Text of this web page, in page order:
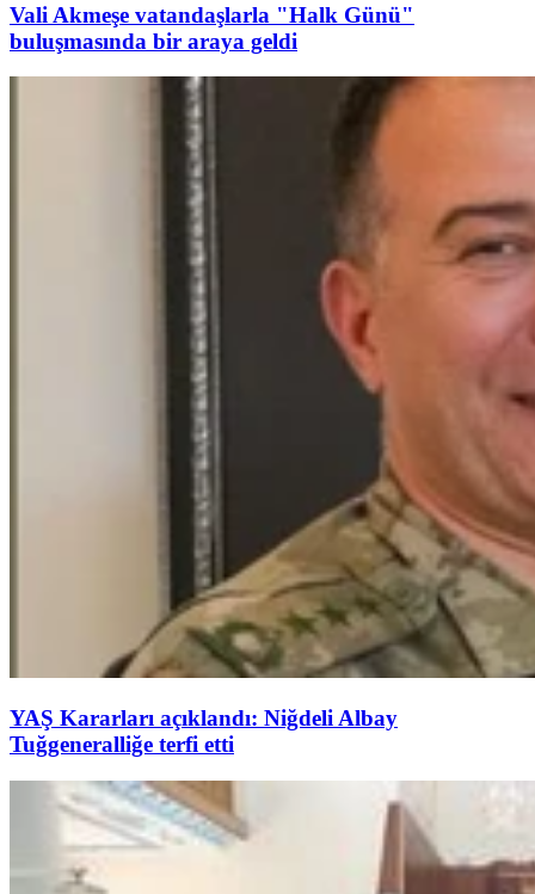
Vali Akmeşe vatandaşlarla "Halk Günü"
buluşmasında bir araya geldi
YAŞ Kararları açıklandı: Niğdeli Albay
Tuğgeneralliğe terfi etti